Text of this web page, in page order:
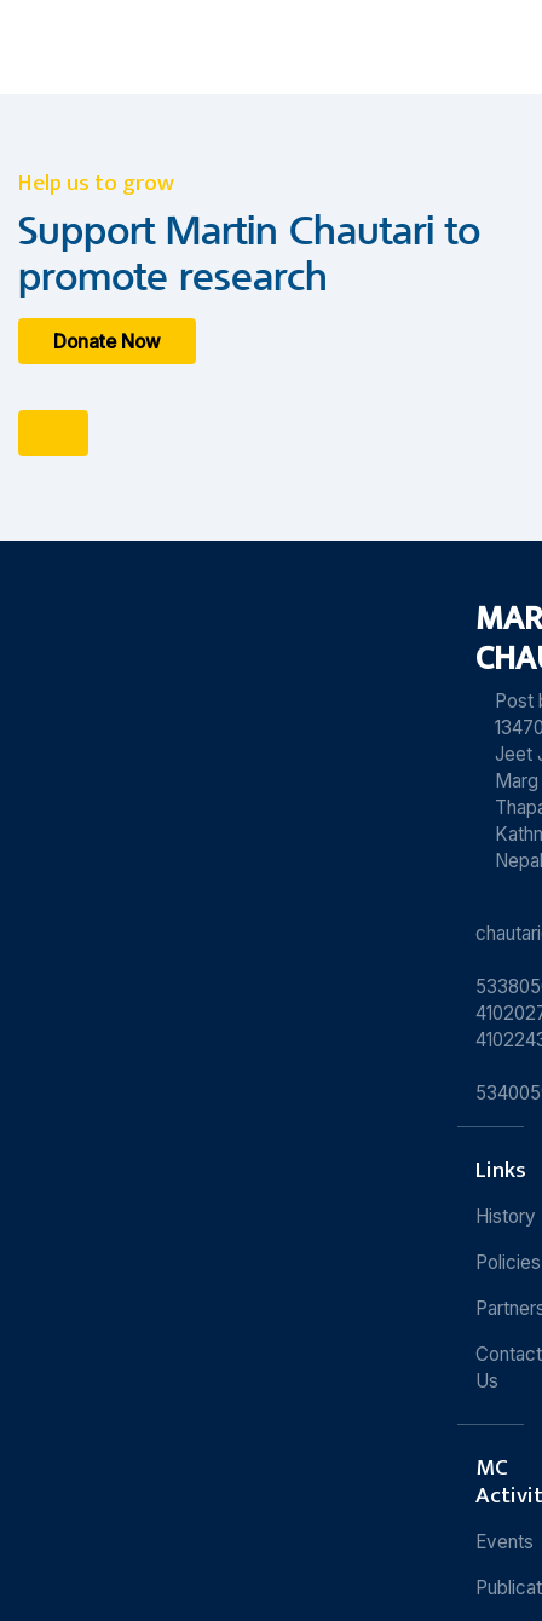
Help us to grow
Support Martin Chautari to
promote research
Donate Now
Post
Jeet
Marg
Nepal
Links
History
Policies
Contact
Us
MC
Events